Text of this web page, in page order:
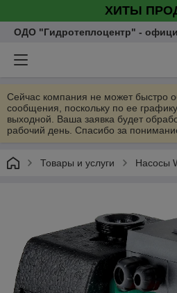
ХИТЫ
ОДО "Гидротеплоцентр" -
Сейчас компания не может быстро
сообщения, поскольку по ее
выходной. Ваша заявка будет
рабочий день. Спасибо за
Товары и услуги Насосы